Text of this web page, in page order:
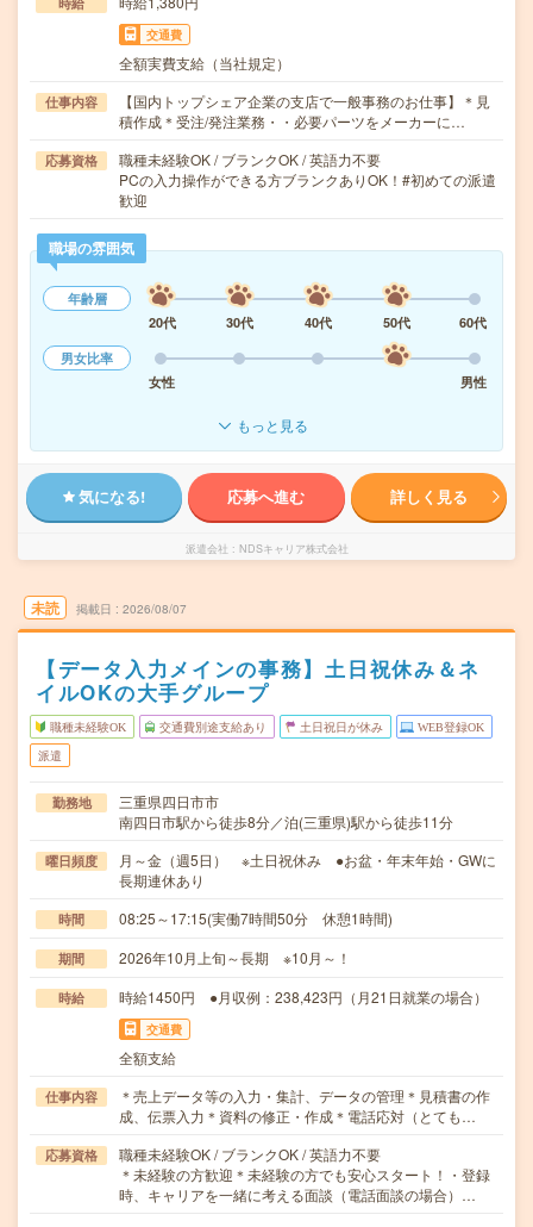
交通費
全額実費支給（当社規定）
仕事内容
【国内トップシェア企業の支店で一般事務のお仕事】＊見
積作成＊受注/発注業務・・必要パーツをメーカーに…
応募資格
職種未経験OK / ブランクOK / 英語力不要
PCの入力操作ができる方ブランクありOK！#初めての派遣
歓迎
職場の雰囲気
年齢層
20代
30代 40代 50代
60代
男女比率
女性
男性
もっと見る
気になる! 応募へ進む 詳しく見る
派遣会社 NDSキャリア株式会社
未読 掲載日 2026/08/07
【データ入力メインの事務】土日祝休み＆ネ
イルOKの大手グループ
職種未経験OK 交通費別途支給あり 土日祝日が休み WEB登録OK
派遣
勤務地
三重県四日市市
南四日市駅から徒歩8分／泊(三重県)駅から徒歩11分
曜日頻度
月～金（週5日） ※土日祝休み ●お盆・年末年始・GWに
長期連休あり
時間 08:25～17:15(実働7時間50分 休憩1時間)
期間 2026年10月上旬～長期 ※10月～！
時給 時給1450円 ●月収例：238,423円（月21日就業の場合）
交通費
全額支給
仕事内容
＊売上データ等の入力・集計、データの管理＊見積書の作
成、伝票入力＊資料の修正・作成＊電話応対（とても…
応募資格
職種未経験OK / ブランクOK / 英語力不要
＊未経験の方歓迎＊未経験の方でも安心スタート！・登録
時、キャリアを一緒に考える面談（電話面談の場合）…